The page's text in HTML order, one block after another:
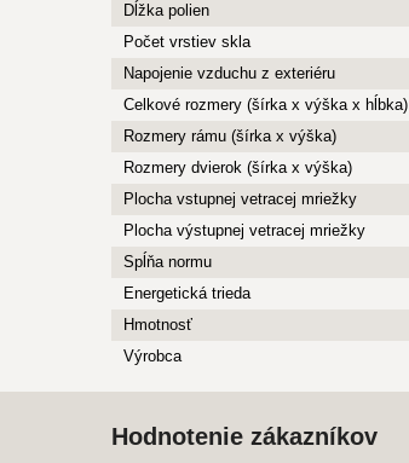
Dĺžka polien
Počet vrstiev skla
Napojenie vzduchu z exteriéru
Celkové rozmery (šírka x výška x hĺbka)
Rozmery rámu (šírka x výška)
Rozmery dvierok (šírka x výška)
Plocha vstupnej vetracej mriežky
Plocha výstupnej vetracej mriežky
Spĺňa normu
Energetická trieda
Hmotnosť
Výrobca
Hodnotenie zákazníkov